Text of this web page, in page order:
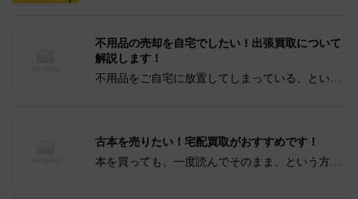
みを抱えている方も多いのではないでしょうか。
例えば、ピアノのよう...
不用品の売却を自宅でしたい！出張買取について
解説します！
不用品をご自宅に放置してしまっている、という
定額がつくこともあ...
古本を売りたい！宅配買取がおすすめです！
本を買っても、一度読んでそのまま、という方は